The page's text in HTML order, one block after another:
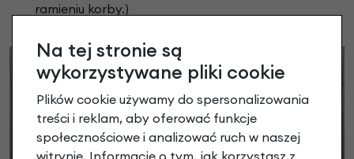
ramieniu korby.)
Na tej stronie są
wykorzystywane pliki cookie
Plików cookie używamy do spersonalizowania
treści i reklam, aby oferować funkcje
społecznościowe i analizować ruch w naszej
witrynie. Informacje o tym, jak korzystasz z